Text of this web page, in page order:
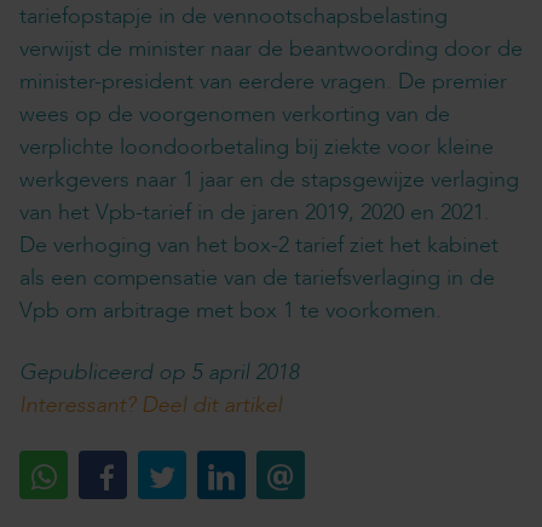
tariefopstapje in de vennootschapsbelasting
verwijst de minister naar de beantwoording door de
minister-president van eerdere vragen. De premier
wees op de voorgenomen verkorting van de
verplichte loondoorbetaling bij ziekte voor kleine
werkgevers naar 1 jaar en de stapsgewijze verlaging
van het Vpb-tarief in de jaren 2019, 2020 en 2021.
De verhoging van het box-2 tarief ziet het kabinet
als een compensatie van de tariefsverlaging in de
Vpb om arbitrage met box 1 te voorkomen.
Gepubliceerd op 5 april 2018
Interessant? Deel dit artikel